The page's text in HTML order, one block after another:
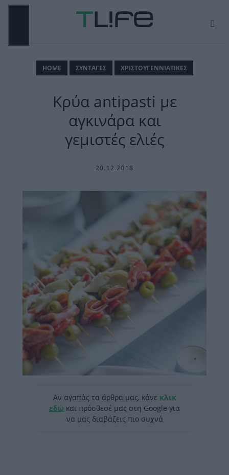
Μετάβαση
ΜΕΝΟΎΗΟΜΕ ΣΥΝΤΑΓΕΣ ΧΡΙΣΤΟΥΓΕΝΝΙΑΤΙΚΕΣ
Κρύα antipasti με
αγκινάρα και
γεμιστές ελιές
20.12.2018
Αν αγαπάς τα άρθρα μας, κάνε κλικ
εδώ και πρόσθεσέ μας στη Google για
να μας διαβάζεις πιο συχνά